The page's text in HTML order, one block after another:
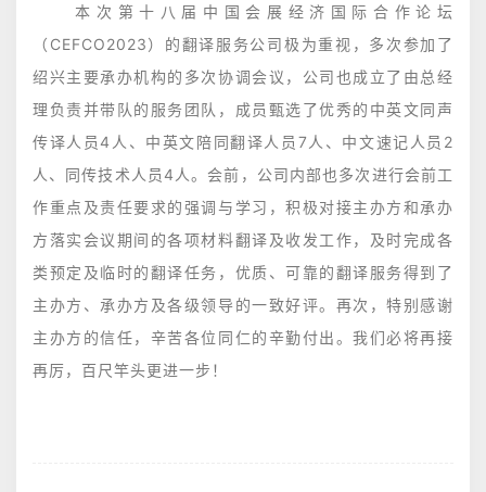
本次第十八届中国会展经济国际合作论坛
（CEFCO2023）的翻译服务公司极为重视，多次参加了
绍兴主要承办机构的多次协调会议，公司也成立了由总经
理负责并带队的服务团队，成员甄选了优秀的中英文同声
传译人员4人、中英文陪同翻译人员7人、中文速记人员2
人、同传技术人员4人。会前，公司内部也多次进行会前工
作重点及责任要求的强调与学习，积极对接主办方和承办
方落实会议期间的各项材料翻译及收发工作，及时完成各
类预定及临时的翻译任务，优质、可靠的翻译服务得到了
主办方、承办方及各级领导的一致好评。再次，特别感谢
主办方的信任，辛苦各位同仁的辛勤付出。我们必将再接
再厉，百尺竿头更进一步！